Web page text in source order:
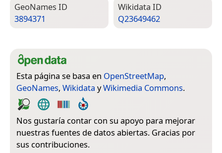
Geo­Names ID
3894371
Wiki­data ID
Q23649462
Esta página se basa en OpenStreetMap,
GeoNames, Wikidata yWikimedia Commons.
Nos gustaría contar con su apoyo para mejorar
nuestras fuentes de datos abiertas. Gracias por
sus contribuciones.